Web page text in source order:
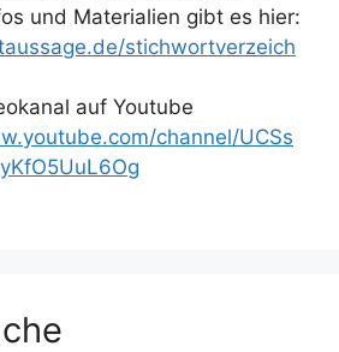
und Materialien gibt es hier:
stichwortverzeich
auf Youtube
channel/UCSs